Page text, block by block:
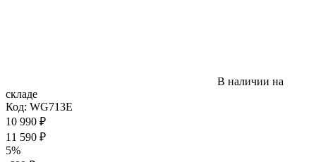
В наличии на
складе
Код: WG713E
10 990 ₽
11 590 ₽
5%